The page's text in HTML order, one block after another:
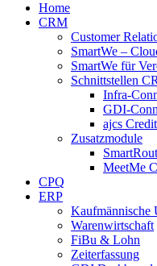
Home
CRM
Customer
SmartWe –
SmartWe für
Schnittstellen
Infra-
GDI-
ajcs
Zusatzmodule
MeetMe
CPQ
ERP
Kaufmännische
Warenwirtschaft
FiBu & Lohn
Zeiterfassung